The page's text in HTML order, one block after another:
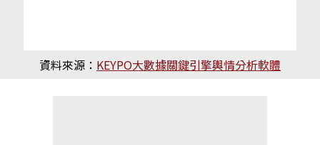
資料來源： KEYPO大數據關鍵引擎輿情分析軟體